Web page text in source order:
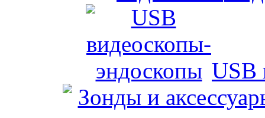
USB